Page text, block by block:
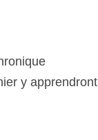
y apprendront